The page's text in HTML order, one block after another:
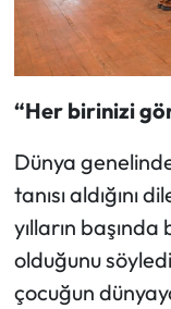
“Her birinizi
Dünya
tanısı aldığını
yılların
olduğunu
çocuğun